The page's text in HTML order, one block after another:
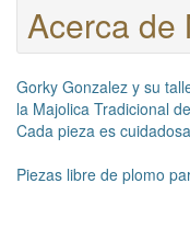
Acerca de
Gorky Gonzalez y su
la Majolica Tradicional
Cada pieza es
Piezas libre de plomo